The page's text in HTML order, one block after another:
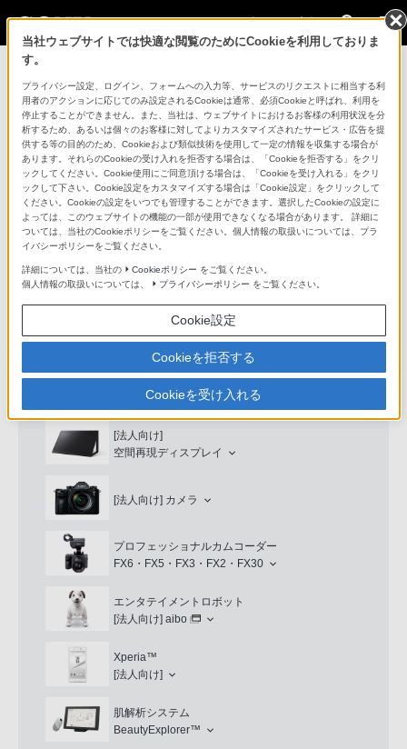
法人のお客様
コンスーマー製品に関するお問い合わせ
製品に関する重要なお知らせ
プロフェッショナル／業務用製品に関
するサポート・お問い合わせ
専用窓口のある業務用商品に関するお問い合わせ
以下の製品・サービスは専用窓口がございます。対象の
アイコンをクリックしてリンク先の窓口よりお問い合わ
業務用ディスプレイ・テレビ
[法人向け]ブラビア
[法人向け]
空間再現ディスプレイ
[法人向け] カメラ
プロフェッショナルカムコーダー
FX6・FX5・FX3・FX2・FX30
エンタテイメントロボット
[法人向け] aibo
Xperia™
[法人向け]
肌解析システム
BeautyExplorer™
当社ウェブサイトでは快適な閲覧のためにCookieを利用しておりま
す。
プライバシー設定、ログイン、フォームへの入力等、サービスのリクエストに相当する利
用者のアクションに応じてのみ設定されるCookieは通常、必須Cookieと呼ばれ、利用を
停止することができません。また、当社は、ウェブサイトにおけるお客様の利用状況を分
析するため、あるいは個々のお客様に対してよりカスタマイズされたサービス・広告を提
供する等の目的のため、Cookieおよび類似技術を使用して一定の情報を収集する場合が
あります。それらのCookieの受け入れを拒否する場合は、「Cookieを拒否する」をクリ
ックしてください。Cookie使用にご同意頂ける場合は、「Cookieを受け入れる」をクリ
ックして下さい。Cookie設定をカスタマイズする場合は「Cookie設定」をクリックして
ください。Cookieの設定をいつでも管理することができます。選択したCookieの設定に
よっては、このウェブサイトの機能の一部が使用できなくなる場合があります。 詳細に
ついては、当社のCookieポリシーをご覧ください。個人情報の取扱いについては、プラ
イバシーポリシーをご覧ください。
詳細については、当社の Cookieポリシー をご覧ください。
個人情報の取扱いについては、
プライバシーポリシー をご覧ください。
Cookie設定
Cookieを拒否する
Cookieを受け入れる